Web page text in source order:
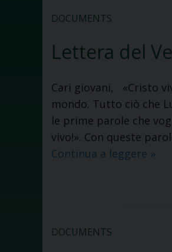
DOCUMENTS
Lettera del
Cari giovani, «Cristo
mondo. Tutto ciò che
le prime parole che
vivo!». Con queste
Continua a leggere »
DOCUMENTS